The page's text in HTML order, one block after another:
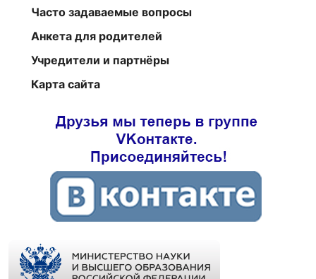
Часто задаваемые вопросы
Анкета для родителей
Учредители и партнёры
Карта сайта